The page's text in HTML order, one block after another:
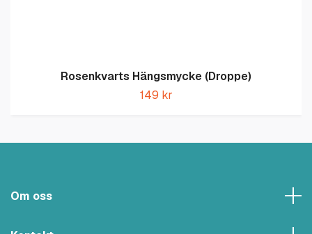
Rosenkvarts Hängsmycke (Droppe)
149 kr
Om oss